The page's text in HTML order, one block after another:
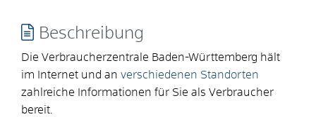
Beschreibung
Die Verbraucherzentrale Baden-Württemberg hält
im Internet und an verschiedenen Standorten
zahlreiche Informationen für Sie als Verbraucher
bereit.